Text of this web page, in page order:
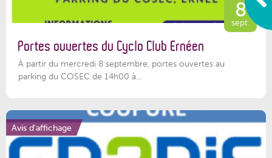
8
sept.
Portes ouvertes du Cyclo Club Ernéen
À partir du mercredi 8 septembre, portes ouvertes au
parking du COSEC de 14h00 à...
Avis d'affichage